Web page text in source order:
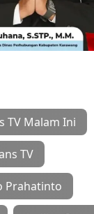
TV Malam Ini
TV
Prahatinto